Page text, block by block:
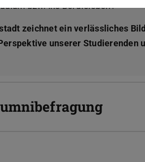
bzw. ins Berufsleben?
zeichnet ein verlässliches
unserer Studierenden